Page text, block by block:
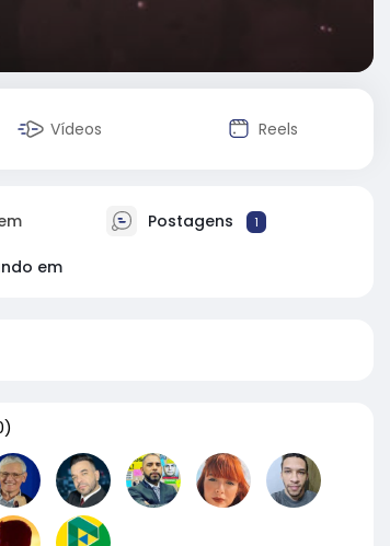
Vídeos Reels
Postagens 1
em